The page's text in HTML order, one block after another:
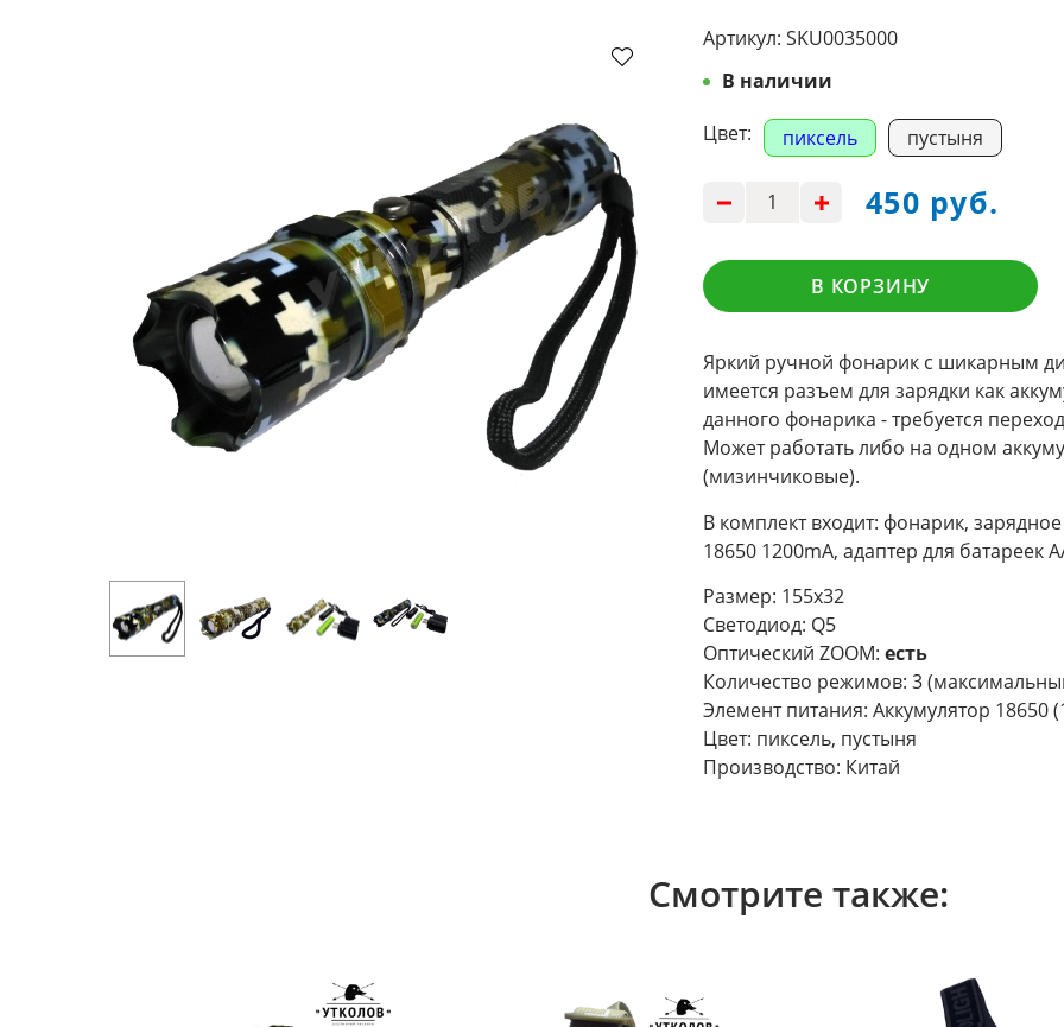
Артикул: SKU0035000
В наличии
Цвет:
пиксель пустыня
450 руб.
В КОРЗИНУ
Яркий ручной фонарик с шикарным
имеется разъем для зарядки как
данного фонарика - требуется
Может работать либо на одном
(мизинчиковые).
В комплект входит: фонарик,
18650 1200mA, адаптер для батареек
Размер: 155х32
Светодиод: Q5
Оптический ZOOM: есть
Количество режимов: 3
Элемент питания: Аккумулятор 18650
Цвет: пиксель, пустыня
Производство: Китай
Смотрите также: